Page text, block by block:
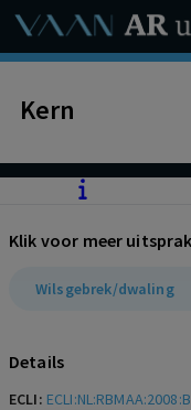
Kern
Klik voor meer
Wilsgebrek/dwaling
Details
ECLI: